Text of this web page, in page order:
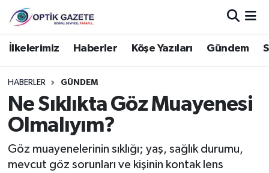
İlkelerimiz Haberler Köşe Yazıları Gündem
HABERLER GÜNDEM
Ne Sıklıkta Göz Muayenesi
Olmalıyım?
Göz muayenelerinin sıklığı; yaş, sağlık durumu,
mevcut göz sorunları ve kişinin kontak lens
Nöbetçi Eczaneler
Hava Durumu
İstanbul Namaz Vakitleri
Trafik Durumu
Süper Lig Puan Durumu ve Fikstür